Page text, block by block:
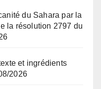
du Sahara par la
la résolution 2797 du
et ingrédients
2026